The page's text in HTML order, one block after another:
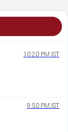
10:20 PM IST
9:50 PM IST